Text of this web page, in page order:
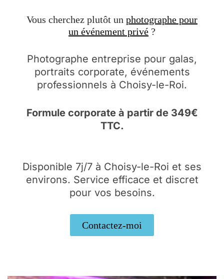
Vous cherchez plutôt un photographe pour
un événement privé ?
Photographe entreprise pour galas,
portraits corporate, événements
professionnels à Choisy-le-Roi.
Formule corporate à partir de 349€
TTC.
Disponible 7j/7 à Choisy-le-Roi et ses
environs. Service efficace et discret
pour vos besoins.
Contactez-moi